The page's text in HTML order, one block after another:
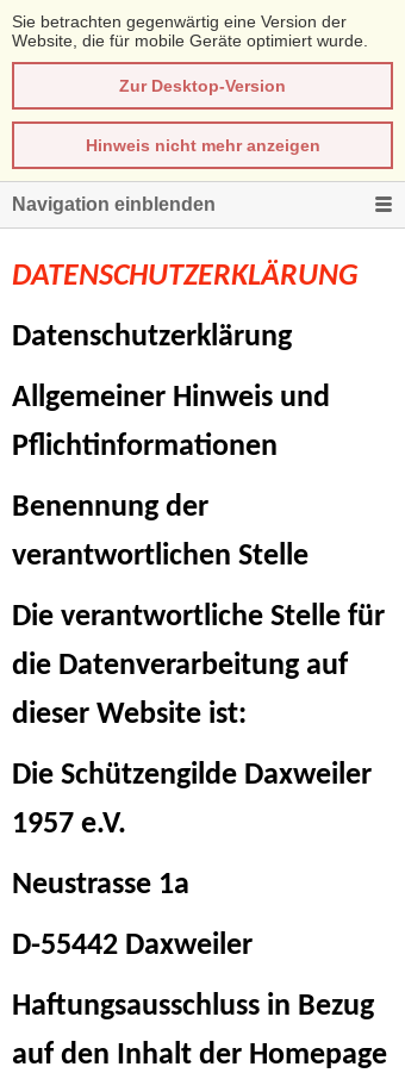
Sie betrachten gegenwärtig eine Version der
Website, die für mobile Geräte optimiert wurde.
Zur Desktop-Version
Hinweis nicht mehr anzeigen
Navigation einblenden
DATENSCHUTZERKLÄRUNG
Datenschutzerklärung
Allgemeiner Hinweis und
Pflichtinformationen
Benennung der
verantwortlichen Stelle
Die verantwortliche Stelle für
die Datenverarbeitung auf
dieser Website ist:
Die Schützengilde Daxweiler
1957 e.V.
Neustrasse 1a
D-55442 Daxweiler
Haftungsausschluss in Bezug
auf den Inhalt der Homepage